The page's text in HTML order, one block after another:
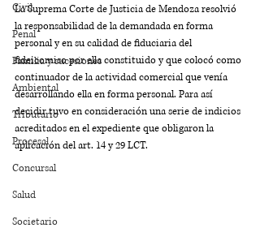
Civil
Penal
Familia y sucesiones
Ambiental
Tributario
Procesal
Concursal
Salud
Societario
La Suprema Corte de Justicia de Mendoza resolvió
la responsabilidad de la demandada en forma
personal y en su calidad de fiduciaria del
fideicomiso por ella constituido y que colocó como
continuador de la actividad comercial que venía
desarrollando ella en forma personal. Para así
decidir tuvo en consideración una serie de indicios
acreditados en el expediente que obligaron la
aplicación del art. 14 y 29 LCT.